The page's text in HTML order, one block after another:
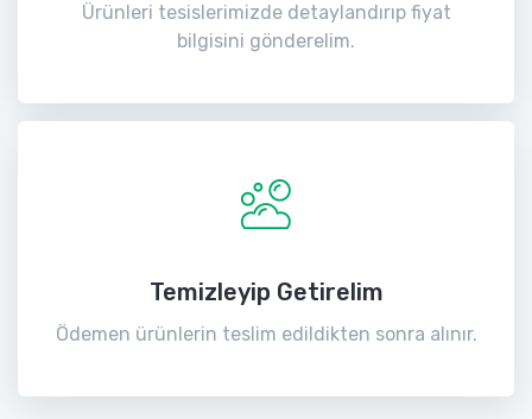
Ürünleri tesislerimizde detaylandırıp fiyat
bilgisini gönderelim.
Temizleyip Getirelim
Ödemen ürünlerin teslim edildikten sonra alınır.